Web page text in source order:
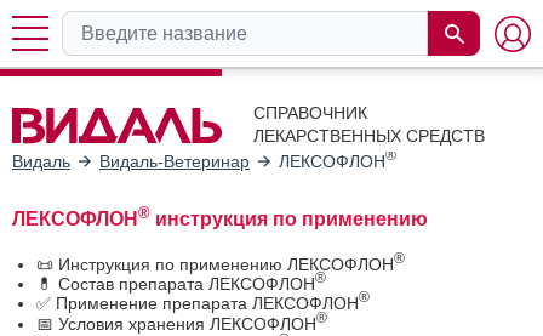
СПРАВОЧНИК
ЛЕКАРСТВЕННЫХ СРЕДСТВ
Видаль
Видаль-Ветеринар ЛЕКСОФЛОН®
ЛЕКСОФЛОН ® инструкция по применению
📜 Инструкция по применению ЛЕКСОФЛОН®
💊 Состав препарата ЛЕКСОФЛОН®
✅ Применение препарата ЛЕКСОФЛОН®
📅 Условия хранения ЛЕКСОФЛОН®